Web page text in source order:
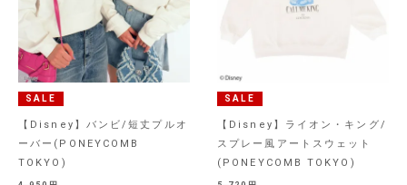
SALE
【Disney】バンビ/短丈プルオ
ーバー(PONEYCOMB
TOKYO)
SALE
【Disney】ライオン・キング/
スプレー風アートスウェット
(PONEYCOMB TOKYO)